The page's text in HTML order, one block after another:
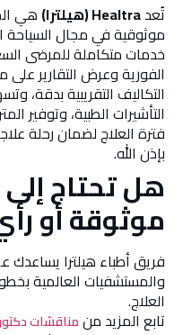
تُعدHealtra (هيلترا) هي
موثوقية في مجال السياحة
خدمات متكاملة للمرضى
الفورية وعرض التقارير
التكاليف التقريبية بدقة،
التأشيرات الطبية، وتوفير
فترة العلاج لضمان رحلة
بإذن الله.
هل تحتاج
موثوقة أو
فريق أطباء هيلترا يساعدك
والمستشفيات العالمية
العلاج.
تابع المزيد منمناقشات